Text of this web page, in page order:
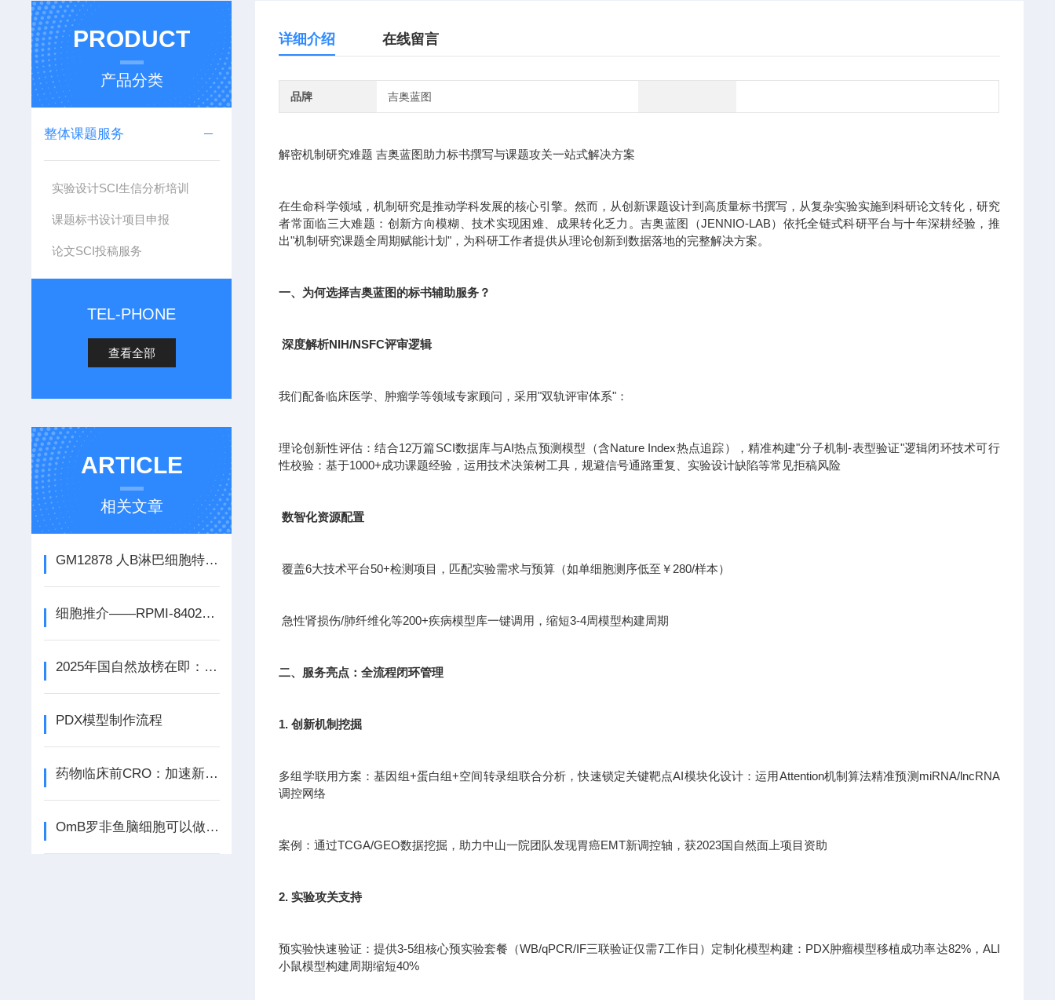
PRODUCT
产品分类
整体课题服务
实验设计SCI生信分析培训
课题标书设计项目申报
论文SCI投稿服务
TEL-PHONE
查看全部
ARTICLE
相关文章
GM12878 人B淋巴细胞特点和应用 冻存条件 培养条件
细胞推介——RPMI-8402人急性T淋巴细胞白血病细胞
2025年国自然放榜在即：关键信息速览
PDX模型制作流程
药物临床前CRO：加速新药研发的关键力量
OmB罗非鱼脑细胞可以做哪些研究应用呢？
详细介绍 在线留言
品牌 吉奥蓝图
解密机制研究难题 吉奥蓝图助力标书撰写与课题攻关一站式解决方案
在生命科学领域，机制研究是推动学科发展的核心引擎。然而，从创新课题设计到高质量标书撰写，从复杂实验实施到科研论文转化，研究
者常面临三大难题：创新方向模糊、技术实现困难、成果转化乏力。吉奥蓝图（JENNIO-LAB）依托全链式科研平台与十年深耕经验，推
出"机制研究课题全周期赋能计划"，为科研工作者提供从理论创新到数据落地的完整解决方案。
一、为何选择吉奥蓝图的标书辅助服务？
深度解析NIH/NSFC评审逻辑
我们配备临床医学、肿瘤学等领域专家顾问，采用"双轨评审体系"：
理论创新性评估：结合12万篇SCI数据库与AI热点预测模型（含Nature Index热点追踪），精准构建"分子机制-表型验证"逻辑闭环技术可行
性校验：基于1000+成功课题经验，运用技术决策树工具，规避信号通路重复、实验设计缺陷等常见拒稿风险
数智化资源配置
覆盖6大技术平台50+检测项目，匹配实验需求与预算（如单细胞测序低至￥280/样本）
急性肾损伤/肺纤维化等200+疾病模型库一键调用，缩短3-4周模型构建周期
二、服务亮点：全流程闭环管理
1. 创新机制挖掘
多组学联用方案：基因组+蛋白组+空间转录组联合分析，快速锁定关键靶点AI模块化设计：运用Attention机制算法精准预测miRNA/lncRNA
调控网络
案例：通过TCGA/GEO数据挖掘，助力中山一院团队发现胃癌EMT新调控轴，获2023国自然面上项目资助
2. 实验攻关支持
预实验快速验证：提供3-5组核心预实验套餐（WB/qPCR/IF三联验证仅需7工作日）定制化模型构建：PDX肿瘤模型移植成功率达82%，ALI
小鼠模型构建周期缩短40%